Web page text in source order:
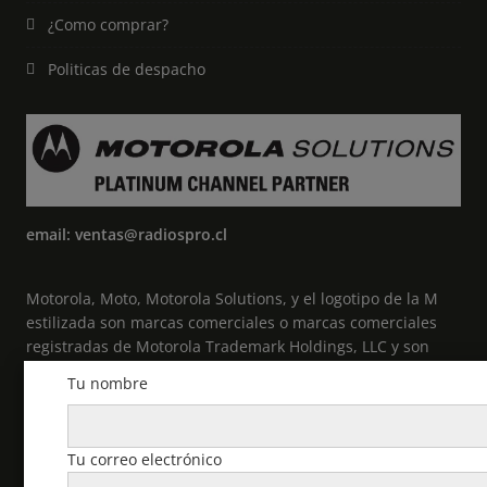
¿Como comprar?
Politicas de despacho
email: ventas@radiospro.cl
Motorola, Moto, Motorola Solutions, y el logotipo de la M
estilizada son marcas comerciales o marcas comerciales
registradas de Motorola Trademark Holdings, LLC y son
comerciales pertenecen a sus respectivos propietarios. ©
Tu nombre
Tu correo electrónico